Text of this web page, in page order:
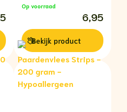
Op voorraad
6,95
Bekijk product